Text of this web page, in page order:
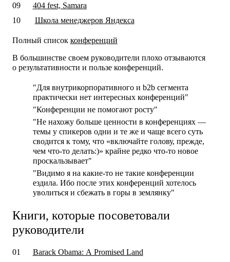
404 fest, Samara
Школа менеджеров Яндекса
Полный список конференций
В большинстве своем руководители плохо отзываются
о результативности и пользе конференций.
"Для внутрикорпоративного и b2b сегмента
практически нет интересных конференций"
"Конференции не помогают росту"
"Не нахожу больше ценности в конференциях —
темы у спикеров одни и те же и чаще всего суть
сводится к тому, что «включайте голову, прежде,
чем что-то делать:)» крайне редко что-то новое
проскальзывает"
"Видимо я на какие-то не такие конференции
ездила. Ибо после этих конференций хотелось
уволиться и сбежать в горы в землянку"
Книги, которые посоветовали
руководители
Barack Obama: А Promised Land